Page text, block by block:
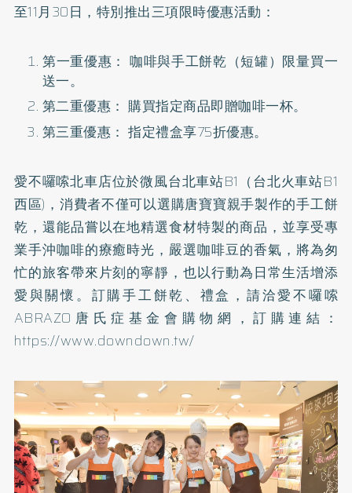
至11月30日，特別推出三項限時優惠活動：
第一重優惠： 咖啡與手工餅乾（短罐）限量買一
送一。
第二重優惠： 購買指定商品即贈咖啡一杯。
第三重優惠： 指定禮盒享75折優惠。
愛不囉嗦北車店位於微風台北車站B1（台北火車站B1
西區)，消費者不僅可以選購唐寶寶親手製作的手工餅
乾，還能品嘗以在地精選食材特製的商品，並享受專
業手沖咖啡的療癒時光，嚴選咖啡豆的香氣，將為匆
忙的旅客帶來片刻的寧靜，也以行動為日常生活增添
愛與關懷。訂購手工餅乾、禮盒，請洽愛不囉嗦
ABRAZO唐氏症基金會購物網，訂購連結：
https://www.downdown.tw/